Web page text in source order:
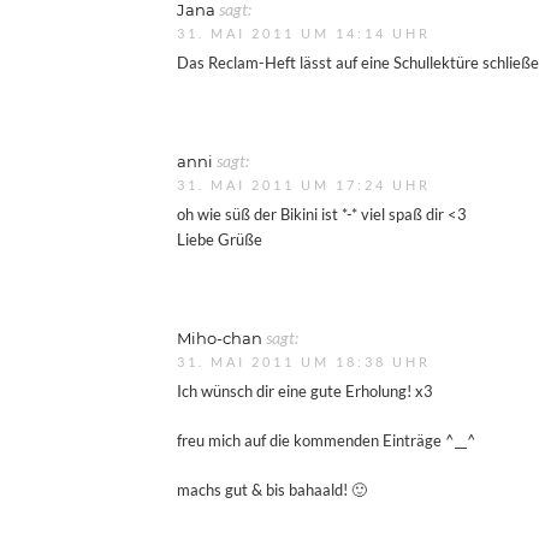
Jana sagt:
31. MAI 2011 UM 14:14 UHR
Das Reclam-Heft lässt auf eine Schullektüre
anni sagt:
31. MAI 2011 UM 17:24 UHR
oh wie süß der Bikini ist *-* viel spaß dir <3
Liebe Grüße
Miho-chan sagt:
31. MAI 2011 UM 18:38 UHR
Ich wünsch dir eine gute Erholung! x3
freu mich auf die kommenden Einträge ^__^
machs gut & bis bahaald! 🙂